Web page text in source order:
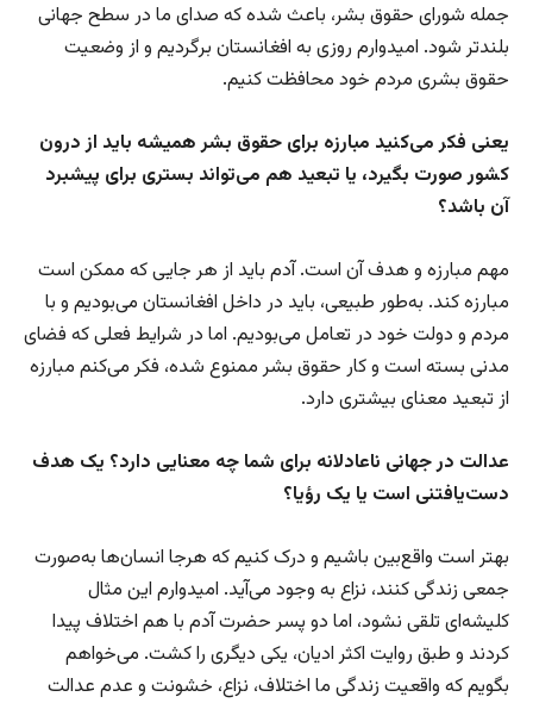
جمله شورای حقوق بشر، باعث شده که صدای ما در سطح جهانی
بلندتر شود. امیدوارم روزی به افغانستان برگردیم و از وضعیت
حقوق بشری مردم خود محافظت کنیم.
یعنی فکر می‌کنید مبارزه برای حقوق بشر همیشه باید از درون
کشور صورت بگیرد، یا تبعید هم می‌تواند بستری برای پیشبرد
آن باشد؟
مهم مبارزه و هدف آن است. آدم باید از هر جایی که ممکن است
مبارزه کند. به‌طور طبیعی، باید در داخل افغانستان می‌بودیم و با
مردم و دولت خود در تعامل می‌بودیم. اما در شرایط فعلی که فضای
مدنی بسته است و کار حقوق بشر ممنوع شده، فکر می‌کنم مبارزه
از تبعید معنای بیشتری دارد.
عدالت در جهانی ناعادلانه برای شما چه معنایی دارد؟ یک هدف
دست‌یافتنی است یا یک رؤیا؟
بهتر است واقع‌بین باشیم و درک کنیم که هرجا انسان‌ها به‌صورت
جمعی زندگی کنند، نزاع به وجود می‌آید. امیدوارم این مثال
کلیشه‌ای تلقی نشود، اما دو پسر حضرت آدم با هم اختلاف پیدا
کردند و طبق روایت اکثر ادیان، یکی دیگری را کشت. می‌خواهم
بگویم که واقعیت زندگی ما اختلاف، نزاع، خشونت و عدم عدالت